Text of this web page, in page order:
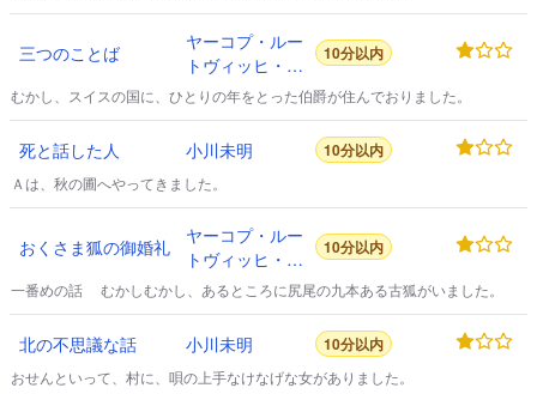
三つのことば
ヤーコプ・ルー
トヴィッヒ・カ
ール・グリム
10分以内
むかし、スイスの国に、ひとりの年をとった伯爵が住んでおりました。
死と話した人 小川未明 10分以内
Ａは、秋の圃へやってきました。
おくさま狐の御婚礼
ヤーコプ・ルー
トヴィッヒ・カ
ール・グリム
10分以内
一番めの話 むかしむかし、あるところに尻尾の九本ある古狐がいました。
北の不思議な話 小川未明 10分以内
おせんといって、村に、唄の上手なけなげな女がありました。